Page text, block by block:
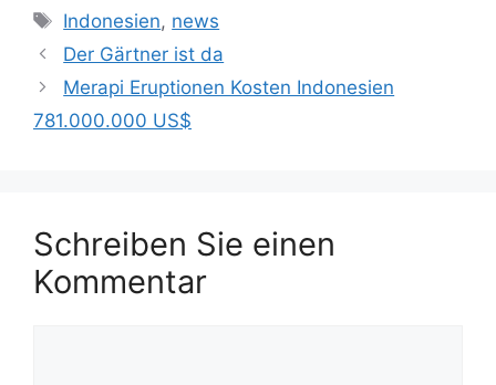
Schlagwörter
Indonesien, news
Der Gärtner ist da
Merapi Eruptionen Kosten Indonesien
781.000.000 US$
Schreiben Sie einen
Kommentar